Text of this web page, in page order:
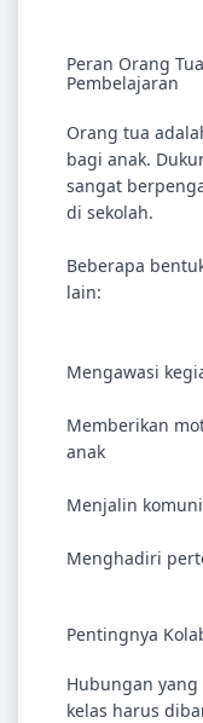
Peran Orang
Pembelajaran
Orang tua
bagi anak.
sangat
di sekolah.
Beberapa
lain:
Mengawasi
Memberikan
anak
Menjalin
Menghadiri
Pentingnya
Hubungan
kelas harus